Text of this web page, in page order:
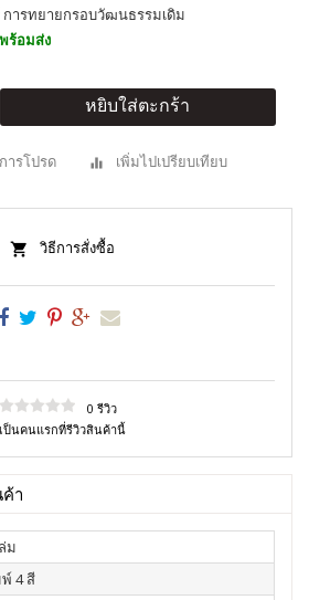
ารทยายกรอบวัฒนธรรมเดิม
ร้อมส่ง
หยิบใส่ตะกร้า
ารโปรด เพิ่มไปเปรียบเทียบ
วิธีการสั่งซื้อ
0 รีวิว
เป็นคนแรกที่รีวิวสินค้านี้
า
ม
4 สี